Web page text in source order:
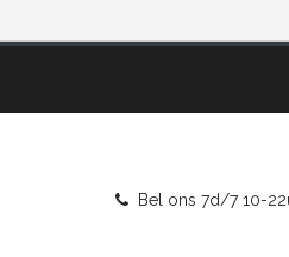
Bel ons 7d/7 10-